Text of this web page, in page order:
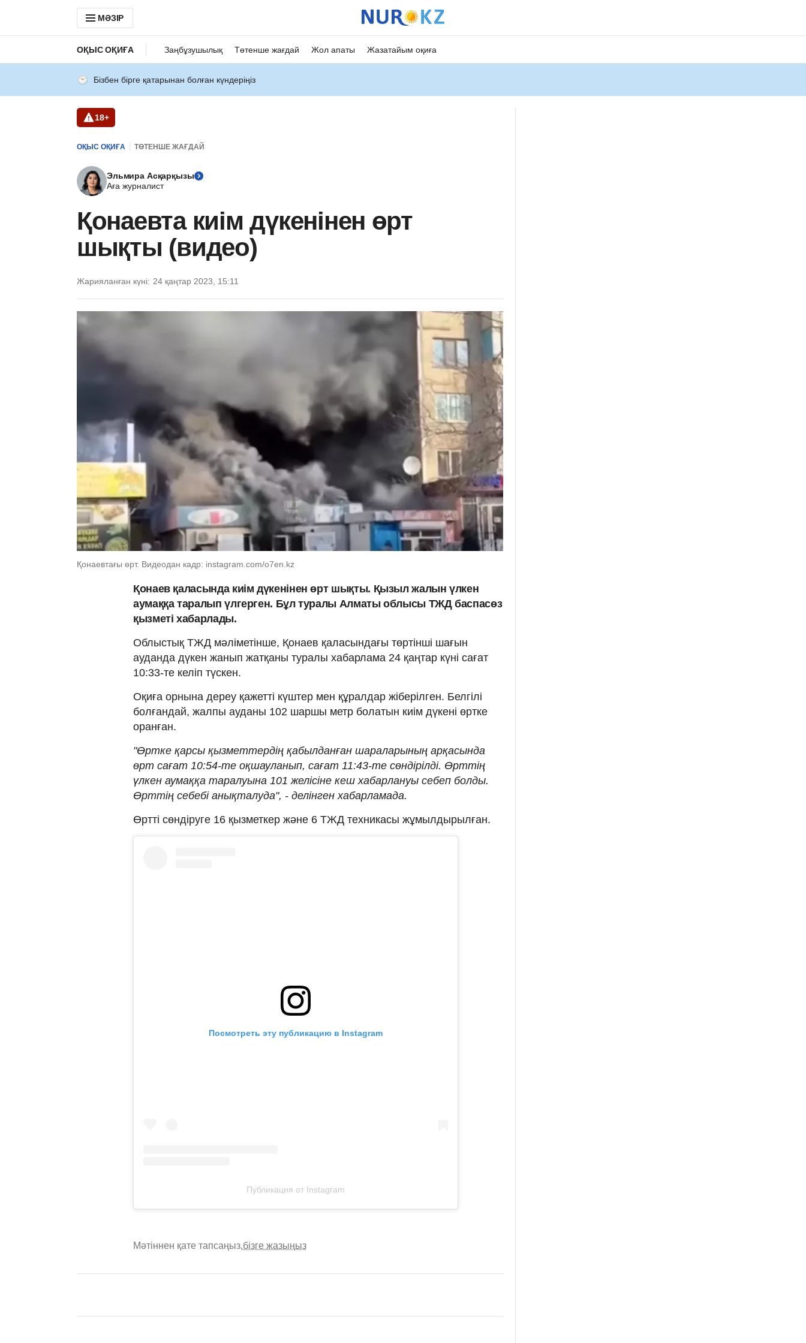
МӘЗІР
ОҚЫС ОҚИҒА Заңбұзушылық Төтенше жағдай Жол апаты Жазатайым оқиға
Бізбен бірге қатарынан болған күндеріңіз
18+
ОҚЫС ОҚИҒА ТӨТЕНШЕ ЖАҒДАЙ
Эльмира Асқарқызы
Аға журналист
Қонаевта киім дүкенінен өрт
шықты (видео)
Жарияланған күні: 24 қаңтар 2023, 15:11
Қонаевтағы өрт. Видеодан кадр: instagram.com/o7en.kz
Қонаев қаласында киім дүкенінен өрт шықты. Қызыл жалын үлкен
аумаққа таралып үлгерген. Бұл туралы Алматы облысы ТЖД баспасөз
қызметі хабарлады.
Облыстық ТЖД мәліметінше, Қонаев қаласындағы төртінші шағын
ауданда дүкен жанып жатқаны туралы хабарлама 24 қаңтар күні сағат
10:33-те келіп түскен.
Оқиға орнына дереу қажетті күштер мен құралдар жіберілген. Белгілі
болғандай, жалпы ауданы 102 шаршы метр болатын киім дүкені өртке
оранған.
"Өртке қарсы қызметтердің қабылданған шараларының арқасында
өрт сағат 10:54-те оқшауланып, сағат 11:43-те сөндірілді. Өрттің
үлкен аумаққа таралуына 101 желісіне кеш хабарлануы себеп болды.
Өрттің себебі анықталуда", - делінген хабарламада.
Өртті сөндіруге 16 қызметкер және 6 ТЖД техникасы жұмылдырылған.
Посмотреть эту публикацию в Instagram
Публикация от Instagram
Мәтіннен қате тапсаңыз,бізге жазыңыз